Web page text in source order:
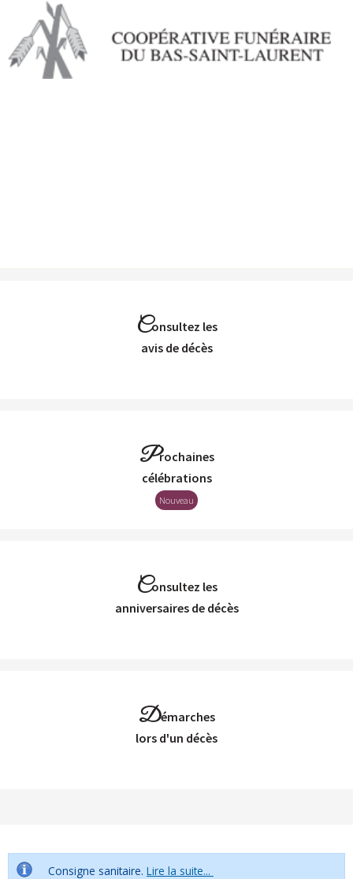
contenu
principal
Consultez les
Avis de décès
Prochaines
Célébrations
Nouveau
Consultez les
Anniversaires de décès
Démarches
Lors d'un décès
Consigne sanitaire. Lire la suite...